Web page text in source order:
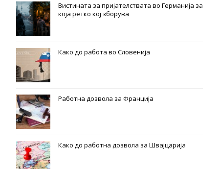
Вистината за пријателствата во Германија за
која ретко кој зборува
Како до работа во Словенија
Работна дозвола за Франција
Како до работна дозвола за Швајцарија